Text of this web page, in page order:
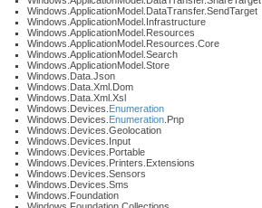
Windows.ApplicationModel.DataTransfer.SendTarget
Windows.ApplicationModel.Infrastructure
Windows.ApplicationModel.Resources
Windows.ApplicationModel.Resources.Core
Windows.ApplicationModel.Search
Windows.ApplicationModel.Store
Windows.Data.Json
Windows.Data.Xml.Dom
Windows.Data.Xml.Xsl
Windows.Devices. Enumeration
Windows.Devices. Enumeration .Pnp
Windows.Devices.Geolocation
Windows.Devices.Input
Windows.Devices.Portable
Windows.Devices.Printers.Extensions
Windows.Devices.Sensors
Windows.Devices.Sms
Windows.Foundation